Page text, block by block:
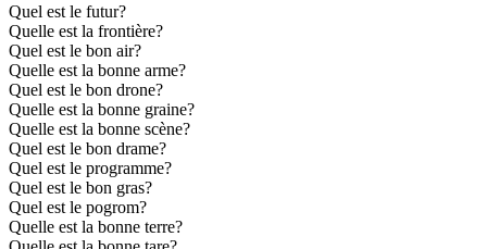
Quel est le futur?
Quelle est la frontière?
Quel est le bon air?
Quelle est la bonne arme?
Quel est le bon drone?
Quelle est la bonne graine?
Quelle est la bonne scène?
Quel est le bon drame?
Quel est le programme?
Quel est le bon gras?
Quel est le pogrom?
Quelle est la bonne terre?